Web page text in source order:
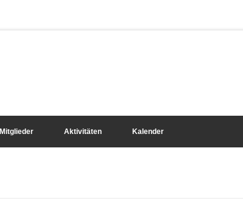
Mitglieder Aktivitäten Kalender